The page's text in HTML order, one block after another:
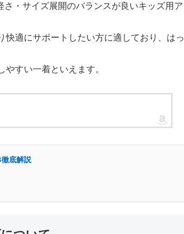
・サイズ展開のバランスが良いキッズ用ア
適にサポートしたい方に適しており、はっ
すい一着といえます。
底解説